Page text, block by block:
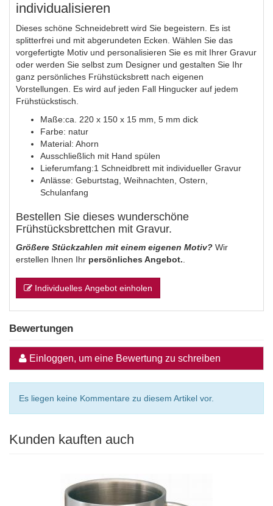
individualisieren
Dieses schöne Schneidebrett wird Sie begeistern. Es ist
splitterfrei und mit abgerundeten Ecken. Wählen Sie das
vorgefertigte Motiv und personalisieren Sie es mit Ihrer Gravur
oder werden Sie selbst zum Designer und gestalten Sie Ihr
ganz persönliches Frühstücksbrett nach eigenen
Vorstellungen. Es wird auf jeden Fall Hingucker auf jedem
Frühstückstisch.
Maße:ca. 220 x 150 x 15 mm, 5 mm dick
Farbe: natur
Material: Ahorn
Ausschließlich mit Hand spülen
Lieferumfang:1 Schneidbrett mit individueller Gravur
Anlässe: Geburtstag, Weihnachten, Ostern,
Schulanfang
Bestellen Sie dieses wunderschöne
Frühstücksbrettchen mit Gravur.
Größere Stückzahlen mit einem eigenen Motiv? Wir
erstellen Ihnen Ihr persönliches Angebot.
Individuelles Angebot einholen
Bewertungen
Einloggen, um eine Bewertung zu schreiben
Es liegen keine Kommentare zu diesem Artikel vor.
Kunden kauften auch